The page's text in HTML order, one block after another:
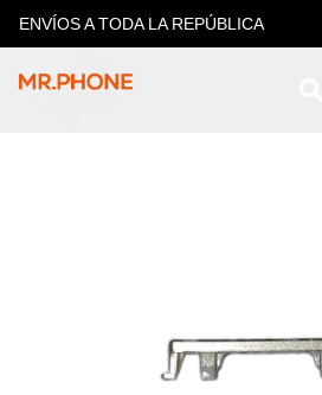
ENVÍOS A TODA LA REPÚBLICA